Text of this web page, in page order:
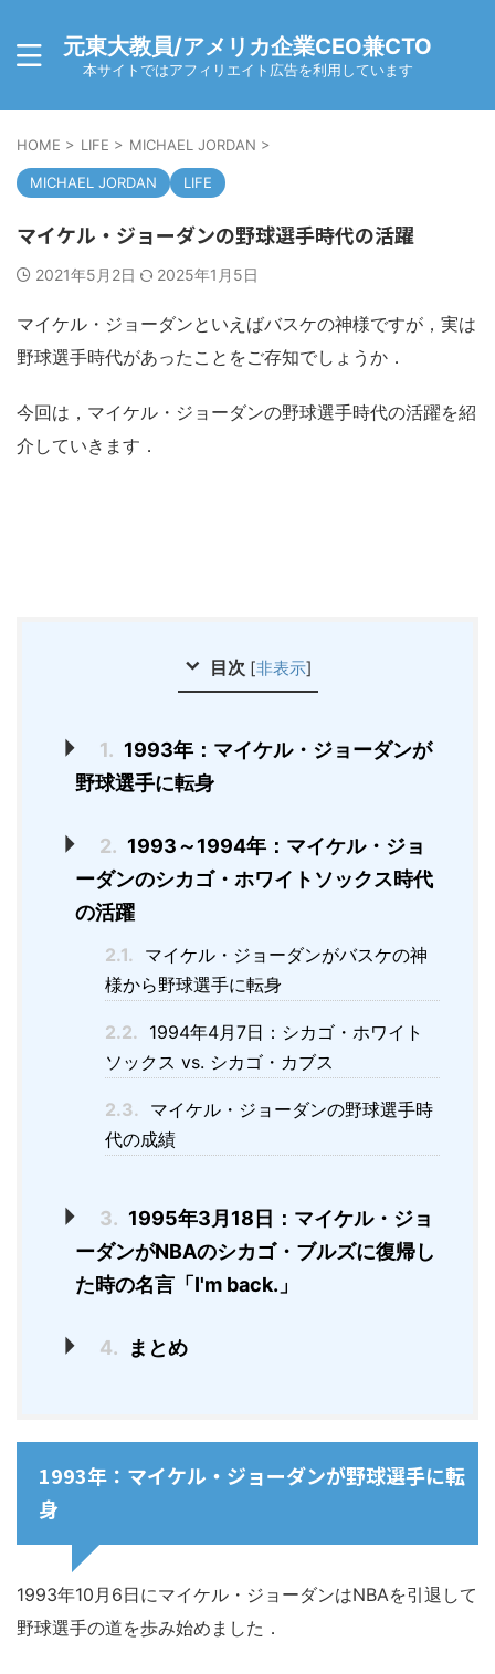
元東大教員/アメリカ企業CEO兼CTO
本サイトではアフィリエイト広告を利用しています
HOME > LIFE > MICHAEL JORDAN >
MICHAEL JORDAN LIFE
マイケル・ジョーダンの野球選手時代の活躍
2021年5月2日 2025年1月5日
マイケル・ジョーダンといえばバスケの神様ですが，実は
野球選手時代があったことをご存知でしょうか．
今回は，マイケル・ジョーダンの野球選手時代の活躍を紹
介していきます．
目次 [非表示]
1. 1993年：マイケル・ジョーダンが
野球選手に転身
2. 1993～1994年：マイケル・ジョ
ーダンのシカゴ・ホワイトソックス時代
の活躍
2.1. マイケル・ジョーダンがバスケの神
様から野球選手に転身
2.2. 1994年4月7日：シカゴ・ホワイト
ソックス vs. シカゴ・カブス
2.3. マイケル・ジョーダンの野球選手時
代の成績
3. 1995年3月18日：マイケル・ジョ
ーダンがNBAのシカゴ・ブルズに復帰し
た時の名言「I'm back.」
4. まとめ
1993年：マイケル・ジョーダンが野球選手に転
身
1993年10月6日にマイケル・ジョーダンはNBAを引退して
野球選手の道を歩み始めました．